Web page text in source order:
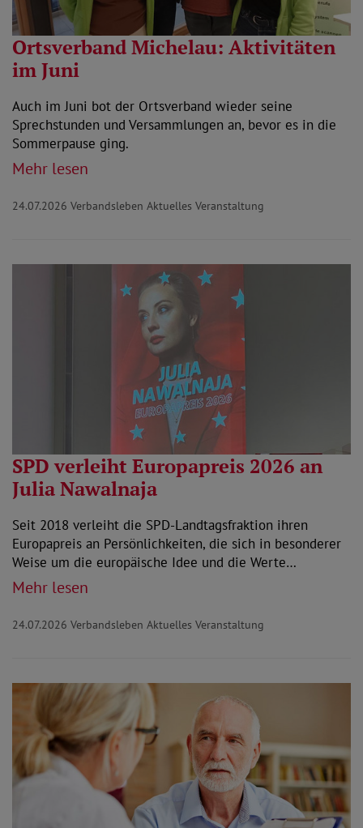
Ortsverband Michelau: Aktivitäten
im Juni
Auch im Juni bot der Ortsverband wieder seine
Sprechstunden und Versammlungen an, bevor es in die
Sommerpause ging.
Mehr lesen
24.07.2026 Verbandsleben Aktuelles Veranstaltung
SPD verleiht Europapreis 2026 an
Julia Nawalnaja
Seit 2018 verleiht die SPD-Landtagsfraktion ihren
Europapreis an Persönlichkeiten, die sich in besonderer
Weise um die europäische Idee und die Werte…
Mehr lesen
24.07.2026 Verbandsleben Aktuelles Veranstaltung